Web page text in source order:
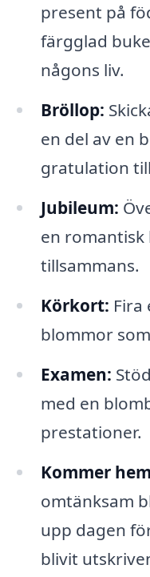
present på
färgglad
någons liv.
Bröllop:
en del av en
gratulation
Jubileum:
en
tillsammans.
Körkort: Fira
blommor
Examen:
med en
prestationer.
Kommer
omtänksam
upp dagen
blivit